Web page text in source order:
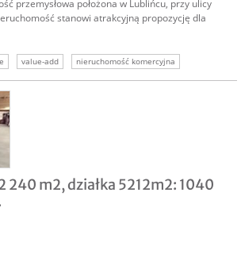
przemysłowa położona w Lublińcu, przy ulicy
stanowi atrakcyjną propozycję dla
value-add
nieruchomość komercyjna
240 m2, działka 5212m2: 1040